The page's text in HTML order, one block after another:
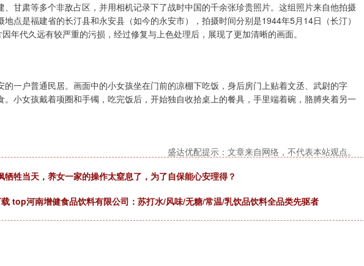
、甘肃等多个非敌占区，并用相机记录下了战时中国的千余张珍贵照片。这组照片来自他拍摄
点是福建省的长汀县和永安县（如今的永安市），拍摄时间分别是1944年5月14日（长汀）
年代久远有较严重的污损，经过修复与上色处理后，展现了更加清晰的画面。
的一户普通民居。画面中的小女孩坐在门前的凉棚下吃饭，身后房门上贴着文丞、武尉的字
。小女孩戴着项圈和手镯，吃完饭后，开始独自收拾桌上的餐具，手里端着碗，胳膊夹着另一
盛达优配提示：文章来自网络，不代表本站观点。
牺牲当天，养女一家的操作太窒息了，为了自保能心安理得？
top河南增健食品饮料有限公司：苏打水/风味/无糖/常温/乳饮品饮料全品类先驱者